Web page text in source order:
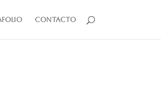
Contacto